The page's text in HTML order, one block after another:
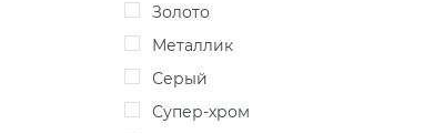
Золото
Металлик
Серый
Супер-хром